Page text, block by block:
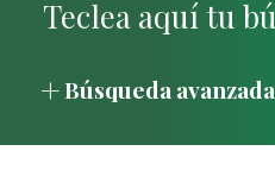
Búsqueda avanzada